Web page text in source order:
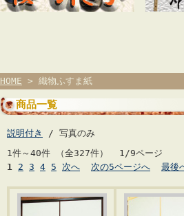
HOME > 織物ふすま紙
商品一覧
説明付き
/ 写真のみ
1件～40件 （全327件） 1/9ページ
1 2 3 4 5 次へ 次の5ページへ 最後